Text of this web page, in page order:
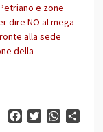
e zone
dire NO al mega
alla sede
della
FacebookTwitter